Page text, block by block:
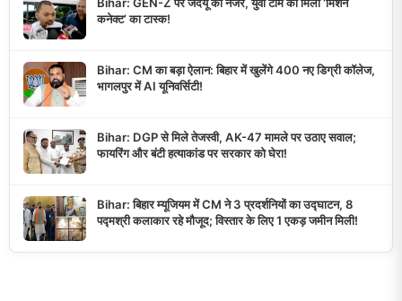
कनेक्ट’ का टास्क!
Bihar: CM का बड़ा ऐलान: बिहार में खुलेंगे 400 नए डिग्री कॉलेज,
भागलपुर में AI यूनिवर्सिटी!
Bihar: DGP से मिले तेजस्वी, AK-47 मामले पर उठाए सवाल;
फायरिंग और बंटी हत्याकांड पर सरकार को घेरा!
Bihar: बिहार म्यूजियम में CM ने 3 प्रदर्शनियों का उद्घाटन, 8
पद्मश्री कलाकार रहे मौजूद; विस्तार के लिए 1 एकड़ जमीन मिली!